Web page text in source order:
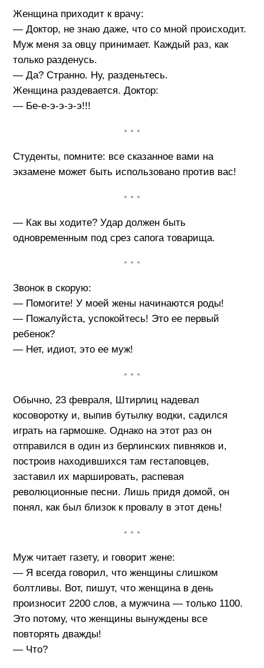
Женщина приходит к врачу:
— Доктор, не знаю даже, что со мной происходит.
Муж меня за овцу принимает. Каждый раз, как
только разденусь.
— Да? Странно. Ну, разденьтесь.
Женщина раздевается. Доктор:
— Бе-е-э-э-э-э!!!
• • •
Студенты, помните: все сказанное вами на
экзамене может быть использовано против вас!
• • •
— Как вы ходите? Удар должен быть
одновременным под срез сапога товарища.
• • •
Звонок в скорую:
— Помогите! У моей жены начинаются роды!
— Пожалуйста, успокойтесь! Это ее первый
ребенок?
— Нет, идиот, это ее муж!
• • •
Обычно, 23 февраля, Штирлиц надевал
косоворотку и, выпив бутылку водки, садился
играть на гармошке. Однако на этот раз он
отправился в один из берлинских пивняков и,
построив находившихся там гестаповцев,
заставил их маршировать, распевая
революционные песни. Лишь придя домой, он
понял, как был близок к провалу в этот день!
• • •
Муж читает газету, и говорит жене:
— Я всегда говорил, что женщины слишком
болтливы. Вот, пишут, что женщина в день
произносит 2200 слов, а мужчина — только 1100.
Это потому, что женщины вынуждены все
повторять дважды!
— Что?